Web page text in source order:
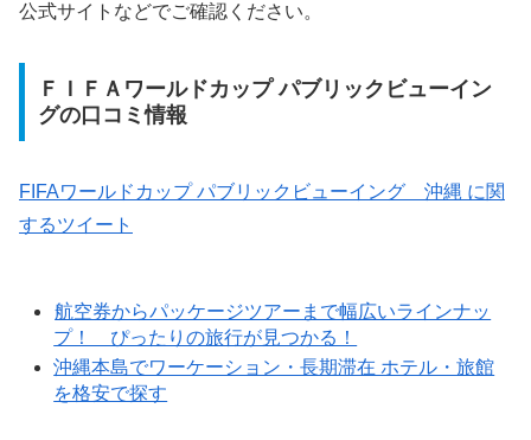
公式サイトなどでご確認ください。
ＦＩＦＡワールドカップ パブリックビューイン
グの口コミ情報
FIFAワールドカップ パブリックビューイング 沖縄 に関
するツイート
航空券からパッケージツアーまで幅広いラインナッ
プ！ ぴったりの旅行が見つかる！
沖縄本島でワーケーション・長期滞在 ホテル・旅館
を格安で探す